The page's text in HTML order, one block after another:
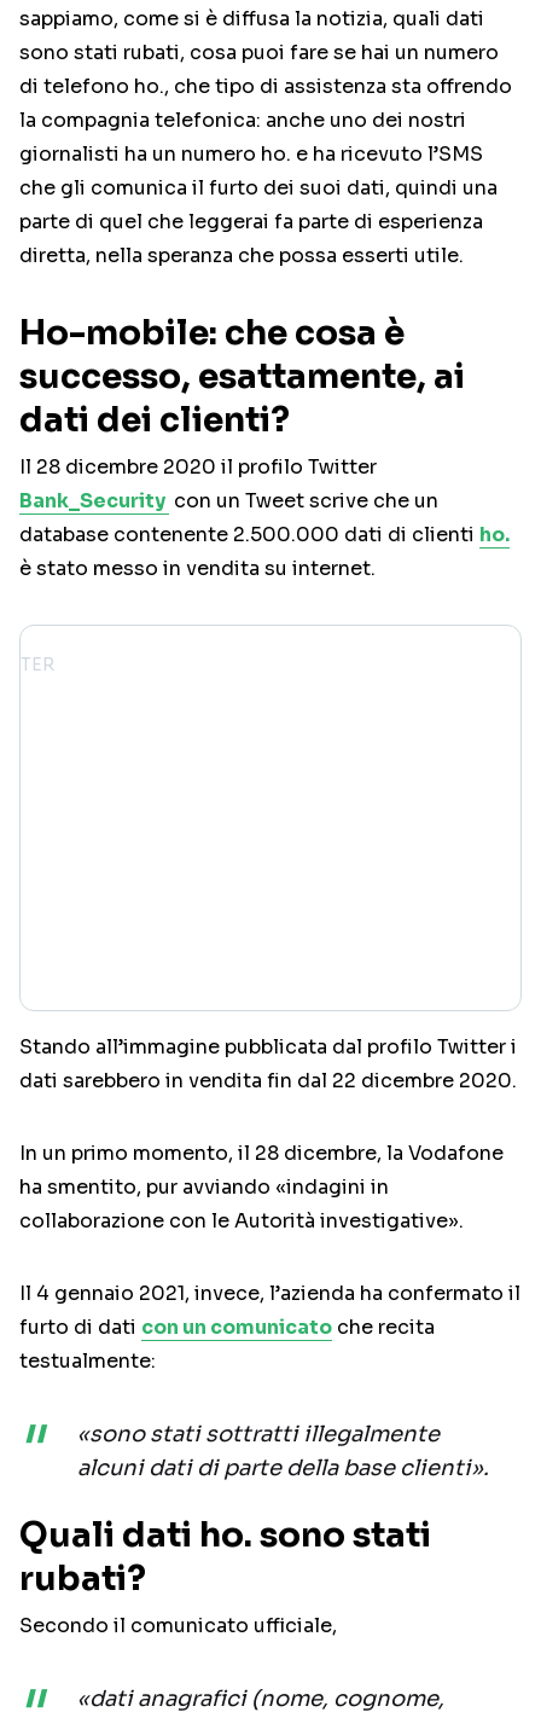
sappiamo, come si è diffusa la notizia, quali dati
sono stati rubati, cosa puoi fare se hai un numero
di telefono ho., che tipo di assistenza sta offrendo
la compagnia telefonica: anche uno dei nostri
giornalisti ha un numero ho. e ha ricevuto l’SMS
che gli comunica il furto dei suoi dati, quindi una
parte di quel che leggerai fa parte di esperienza
diretta, nella speranza che possa esserti utile.
Ho-mobile: che cosa è
successo, esattamente, ai
dati dei clienti?
Il 28 dicembre 2020 il profilo Twitter
Bank_Security con un Tweet scrive che un
database contenente 2.500.000 dati di clienti ho.
è stato messo in vendita su internet.
Stando all’immagine pubblicata dal profilo Twitter i
dati sarebbero in vendita fin dal 22 dicembre 2020.
In un primo momento, il 28 dicembre, la Vodafone
ha smentito, pur avviando «indagini in
collaborazione con le Autorità investigative».
Il 4 gennaio 2021, invece, l’azienda ha confermato il
furto di dati con un comunicato che recita
testualmente:
«sono stati sottratti illegalmente
alcuni dati di parte della base clienti».
Quali dati ho. sono stati
rubati?
Secondo il comunicato ufficiale,
«dati anagrafici (nome, cognome,